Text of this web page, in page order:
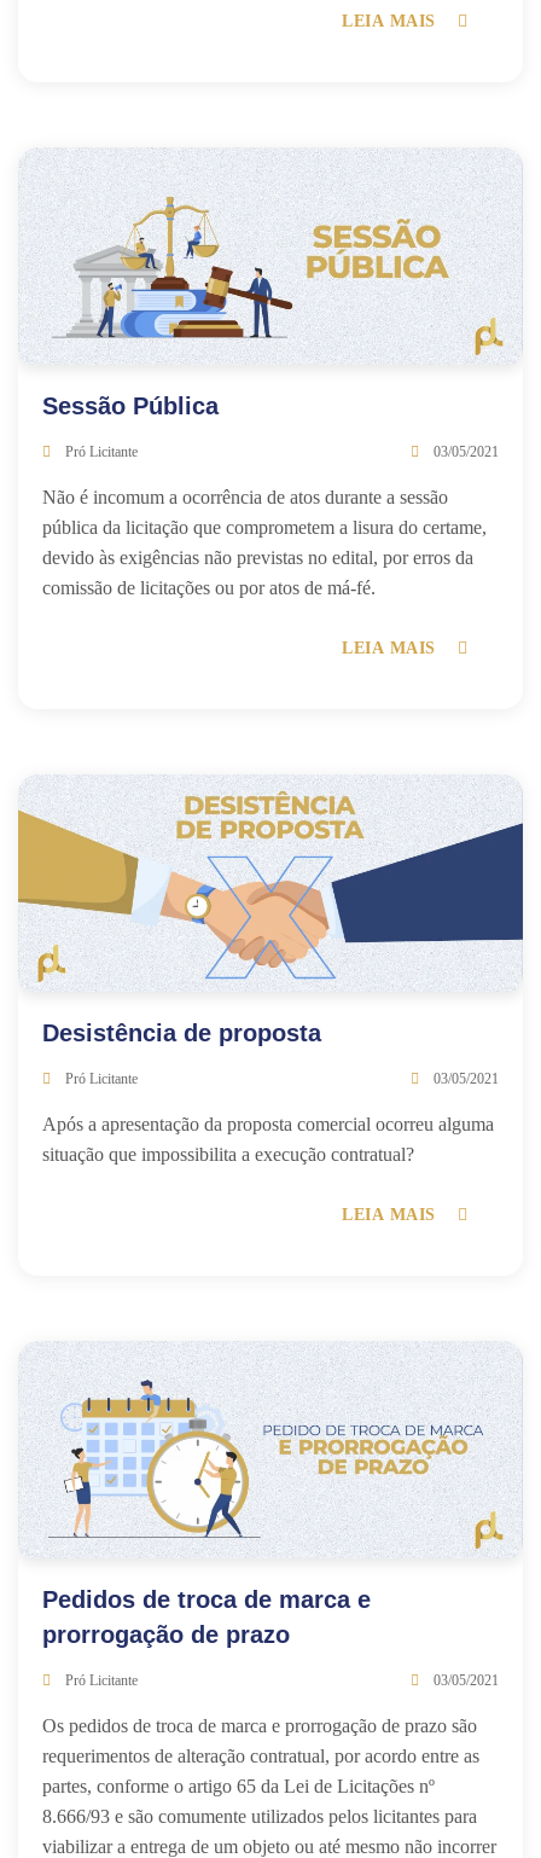
LEIA MAIS
Sessão Pública
Pró Licitante 03/05/2021
Não é incomum a ocorrência de atos durante a sessão
pública da licitação que comprometem a lisura do certame,
devido às exigências não previstas no edital, por erros da
comissão de licitações ou por atos de má-fé.
LEIA MAIS
Desistência de proposta
Pró Licitante 03/05/2021
Após a apresentação da proposta comercial ocorreu alguma
situação que impossibilita a execução contratual?
LEIA MAIS
Pedidos de troca de marca e
prorrogação de prazo
Pró Licitante 03/05/2021
Os pedidos de troca de marca e prorrogação de prazo são
requerimentos de alteração contratual, por acordo entre as
partes, conforme o artigo 65 da Lei de Licitações nº
8.666/93 e são comumente utilizados pelos licitantes para
viabilizar a entrega de um objeto ou até mesmo não incorrer